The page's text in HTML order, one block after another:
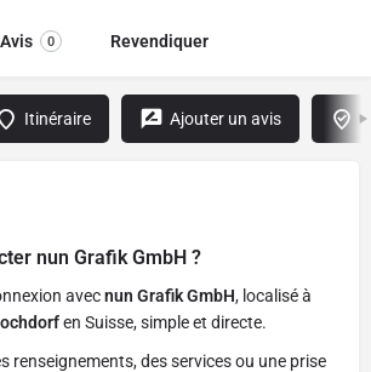
Avis 0 Revendiquer
Itinéraire Ajouter un avis
nun Grafik GmbH ?
avecnun Grafik GmbH, localisé à
en Suisse, simple et directe.
renseignements, des services ou une prise